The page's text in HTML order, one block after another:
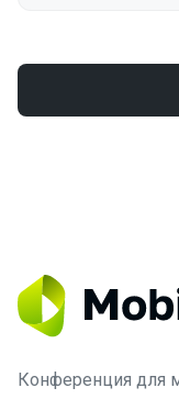
Конференция для